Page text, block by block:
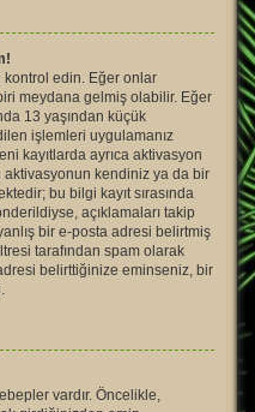
kontrol edin. Eğer onlar
meydana gelmiş olabilir. Eğer
13 yaşından küçük
işlemleri uygulamanız
kayıtlarda ayrıca aktivasyon
kendiniz ya da bir
bu bilgi kayıt sırasında
açıklamaları takip
bir e-posta adresi belirtmiş
tarafından spam olarak
belirttiğinize eminseniz, bir
vardır. Öncelikle,